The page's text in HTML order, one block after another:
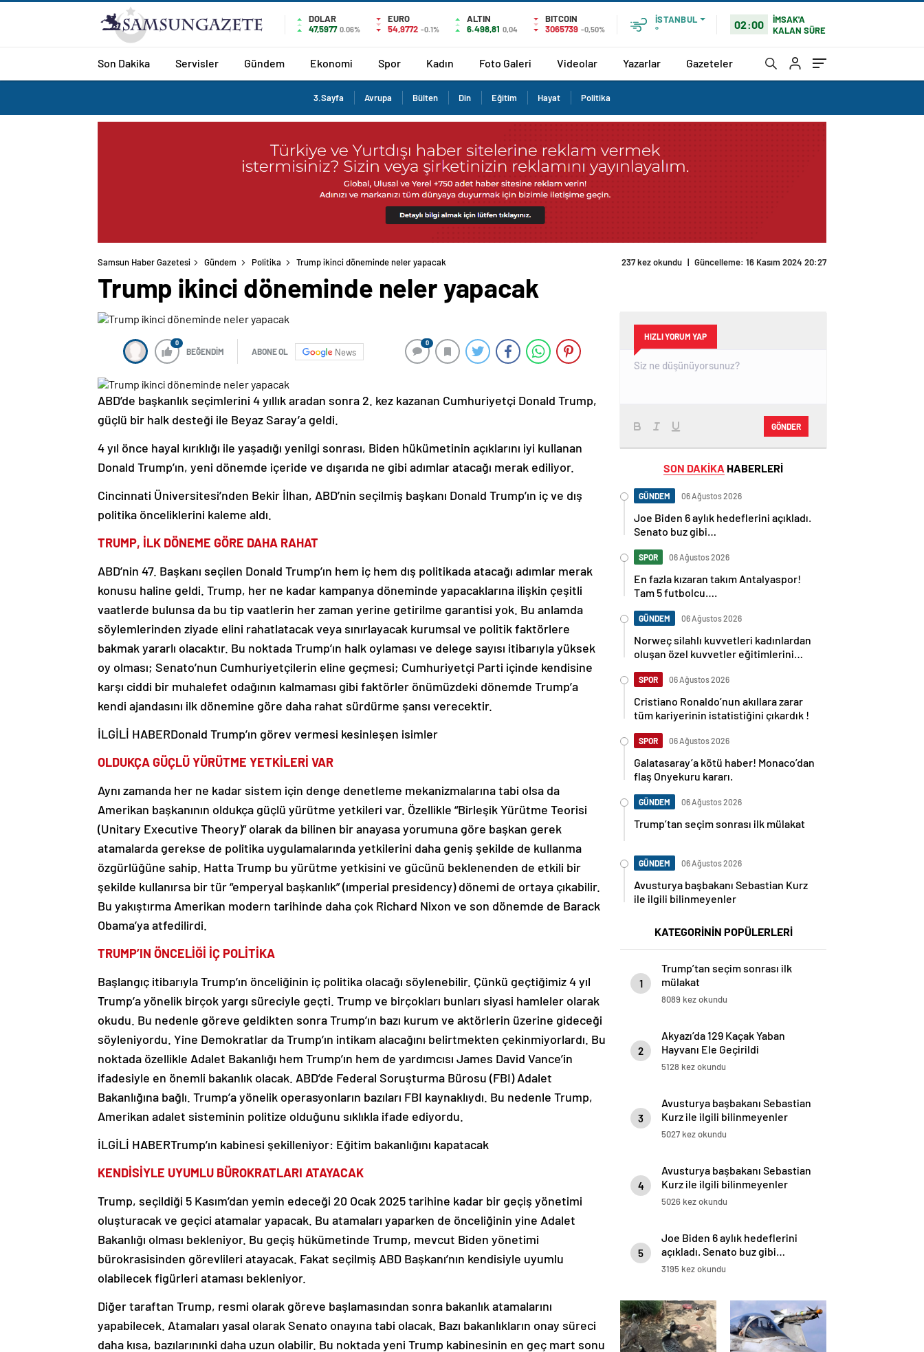
DOLAR
47,5977 0.06%
EURO
54,9772 -0.1%
ALTIN
6.498,81 0,04
BITCOIN
3065739 -0,50%
İSTANBUL
°
02:00
İMSAK'A
KALAN SÜRE
Son Dakika Servisler Gündem Ekonomi Spor Kadın Foto Galeri Videolar Yazarlar Gazeteler
3.Sayfa Avrupa Bülten Din Eğitim Hayat Politika
Samsun Haber Gazetesi Gündem Politika Trump ikinci döneminde neler yapacak 237 kez okundu | Güncelleme: 16 Kasım 2024 20:27
Trump ikinci döneminde neler yapacak
0
BEĞENDİM ABONE OL News
0
ABD’de başkanlık seçimlerini 4 yıllık aradan sonra 2. kez kazanan Cumhuriyetçi Donald Trump,
güçlü bir halk desteği ile Beyaz Saray’a geldi.
4 yıl önce hayal kırıklığı ile yaşadığı yenilgi sonrası, Biden hükümetinin açıklarını iyi kullanan
Donald Trump’ın, yeni dönemde içeride ve dışarıda ne gibi adımlar atacağı merak ediliyor.
Cincinnati Üniversitesi’nden Bekir İlhan, ABD’nin seçilmiş başkanı Donald Trump’ın iç ve dış
politika önceliklerini kaleme aldı.
TRUMP, İLK DÖNEME GÖRE DAHA RAHAT
ABD’nin 47. Başkanı seçilen Donald Trump’ın hem iç hem dış politikada atacağı adımlar merak
konusu haline geldi. Trump, her ne kadar kampanya döneminde yapacaklarına ilişkin çeşitli
vaatlerde bulunsa da bu tip vaatlerin her zaman yerine getirilme garantisi yok. Bu anlamda
söylemlerinden ziyade elini rahatlatacak veya sınırlayacak kurumsal ve politik faktörlere
bakmak yararlı olacaktır. Bu noktada Trump’ın halk oylaması ve delege sayısı itibarıyla yüksek
oy olması; Senato’nun Cumhuriyetçilerin eline geçmesi; Cumhuriyetçi Parti içinde kendisine
karşı ciddi bir muhalefet odağının kalmaması gibi faktörler önümüzdeki dönemde Trump’a
kendi ajandasını ilk dönemine göre daha rahat sürdürme şansı verecektir.
İLGİLİ HABERDonald Trump’ın görev vermesi kesinleşen isimler
OLDUKÇA GÜÇLÜ YÜRÜTME YETKİLERİ VAR
Aynı zamanda her ne kadar sistem için denge denetleme mekanizmalarına tabi olsa da
Amerikan başkanının oldukça güçlü yürütme yetkileri var. Özellikle “Birleşik Yürütme Teorisi
(Unitary Executive Theory)” olarak da bilinen bir anayasa yorumuna göre başkan gerek
atamalarda gerekse de politika uygulamalarında yetkilerini daha geniş şekilde de kullanma
özgürlüğüne sahip. Hatta Trump bu yürütme yetkisini ve gücünü beklenenden de etkili bir
şekilde kullanırsa bir tür “emperyal başkanlık” (ımperial presidency) dönemi de ortaya çıkabilir.
Bu yakıştırma Amerikan modern tarihinde daha çok Richard Nixon ve son dönemde de Barack
Obama’ya atfedilirdi.
TRUMP’IN ÖNCELİĞİ İÇ POLİTİKA
Başlangıç itibarıyla Trump’ın önceliğinin iç politika olacağı söylenebilir. Çünkü geçtiğimiz 4 yıl
Trump’a yönelik birçok yargı süreciyle geçti. Trump ve birçokları bunları siyasi hamleler olarak
okudu. Bu nedenle göreve geldikten sonra Trump’ın bazı kurum ve aktörlerin üzerine gideceği
söyleniyordu. Yine Demokratlar da Trump’ın intikam alacağını belirtmekten çekinmiyorlardı. Bu
noktada özellikle Adalet Bakanlığı hem Trump’ın hem de yardımcısı James David Vance’in
ifadesiyle en önemli bakanlık olacak. ABD’de Federal Soruşturma Bürosu (FBI) Adalet
Bakanlığına bağlı. Trump’a yönelik operasyonların bazıları FBI kaynaklıydı. Bu nedenle Trump,
Amerikan adalet sisteminin politize olduğunu sıklıkla ifade ediyordu.
İLGİLİ HABERTrump’ın kabinesi şekilleniyor: Eğitim bakanlığını kapatacak
KENDİSİYLE UYUMLU BÜROKRATLARI ATAYACAK
Trump, seçildiği 5 Kasım’dan yemin edeceği 20 Ocak 2025 tarihine kadar bir geçiş yönetimi
oluşturacak ve geçici atamalar yapacak. Bu atamaları yaparken de önceliğinin yine Adalet
Bakanlığı olması bekleniyor. Bu geçiş hükümetinde Trump, mevcut Biden yönetimi
bürokrasisinden görevlileri atayacak. Fakat seçilmiş ABD Başkanı’nın kendisiyle uyumlu
olabilecek figürleri ataması bekleniyor.
Diğer taraftan Trump, resmi olarak göreve başlamasından sonra bakanlık atamalarını
yapabilecek. Atamaları yasal olarak Senato onayına tabi olacak. Bazı bakanlıkların onay süreci
daha kısa, bazılarınınki daha uzun olabilir. Bu noktada yeni Trump kabinesinin en geç mart sonu
HIZLI YORUM YAP
GÖNDER
SON DAKİKA HABERLERİ
GÜNDEM 06 Ağustos 2026
Joe Biden 6 aylık hedeflerini açıkladı.
Senato buz gibi…
SPOR 06 Ağustos 2026
En fazla kızaran takım Antalyaspor!
Tam 5 futbolcu….
GÜNDEM 06 Ağustos 2026
Norweç silahlı kuvvetleri kadınlardan
oluşan özel kuvvetler eğitimlerini
SPOR 06 Ağustos 2026
Cristiano Ronaldo’nun akıllara zarar
tüm kariyerinin istatistiğini çıkardık !
SPOR 06 Ağustos 2026
Galatasaray’a kötü haber! Monaco’dan
flaş Onyekuru kararı.
GÜNDEM 06 Ağustos 2026
Trump’tan seçim sonrası ilk mülakat
GÜNDEM 06 Ağustos 2026
Avusturya başbakanı Sebastian Kurz
ile ilgili bilinmeyenler
KATEGORİNİN POPÜLERLERİ
1
Trump’tan seçim sonrası ilk
mülakat
8089 kez okundu
2
Akyazı’da 129 Kaçak Yaban
Hayvanı Ele Geçirildi
5128 kez okundu
3
Avusturya başbakanı Sebastian
Kurz ile ilgili bilinmeyenler
5027 kez okundu
4
Avusturya başbakanı Sebastian
Kurz ile ilgili bilinmeyenler
5026 kez okundu
5
Joe Biden 6 aylık hedeflerini
açıkladı. Senato buz gibi…
3195 kez okundu